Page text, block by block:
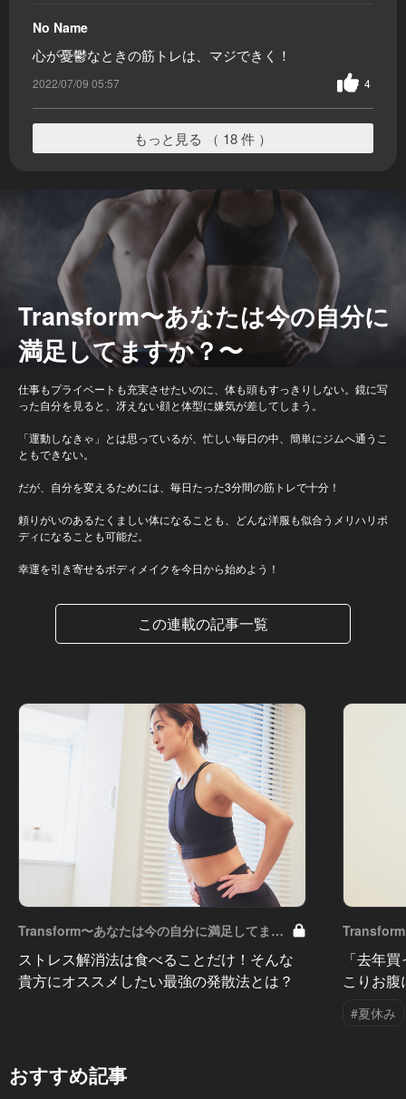
No Name
心が憂鬱なときの筋トレは、マジできく！
2022/07/09 05:57 4
もっと見る （ 18 件 ）
Transform〜あなたは今の自分に
満足してますか？〜
仕事もプライベートも充実させたいのに、体も頭もすっきりしない。鏡に写
った自分を見ると、冴えない顔と体型に嫌気が差してしまう。
「運動しなきゃ」とは思っているが、忙しい毎日の中、簡単にジムへ通うこ
ともできない。
だが、自分を変えるためには、毎日たった3分間の筋トレで十分！
頼りがいのあるたくましい体になることも、どんな洋服も似合うメリハリボ
ディになることも可能だ。
幸運を引き寄せるボディメイクを今日から始めよう！
この連載の記事一覧
Transform〜あなたは今の自分に満足してます
か？〜 Vol.10
ストレス解消法は食べることだけ！そんな
貴方にオススメしたい最強の発散法とは？
Transform
か？〜
「去年
こりお
#夏休み
おすすめ記事